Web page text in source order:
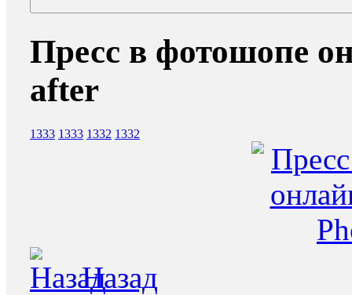
Пресс в фотошопе
after
1333 1333 1332 1332
Назад